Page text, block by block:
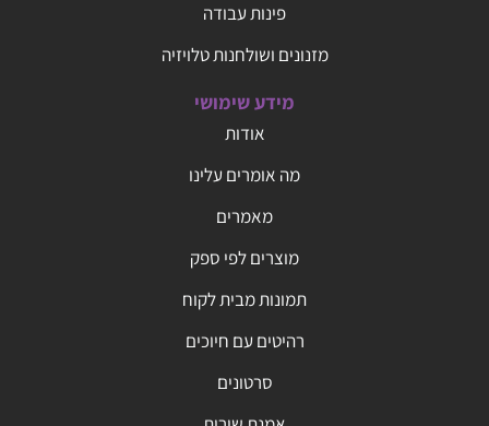
פינות עבודה
מזנונים ושולחנות טלויזיה
מידע שימושי
אודות
מה אומרים עלינו
מאמרים
מוצרים לפי ספק
תמונות מבית לקוח
רהיטים עם חיוכים
סרטונים